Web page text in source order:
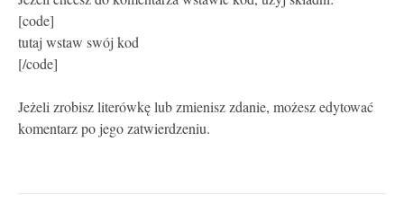
[code]
tutaj wstaw swój kod
[/code]
Jeżeli zrobisz literówkę lub zmienisz zdanie, możesz edytować
komentarz po jego zatwierdzeniu.